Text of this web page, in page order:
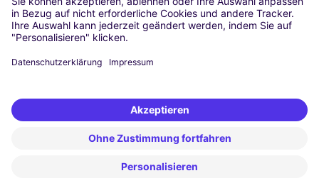
Turin
Wien
Berlin
Düsseldorf